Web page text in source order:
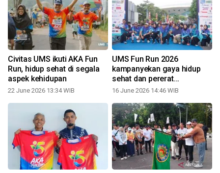
Civitas UMS ikuti AKA Fun
Run, hidup sehat di segala
aspek kehidupan
22 June 2026 13:34 WIB
UMS Fun Run 2026
kampanyekan gaya hidup
sehat dan pererat
kebersamaan masyarakat
16 June 2026 14:46 WIB